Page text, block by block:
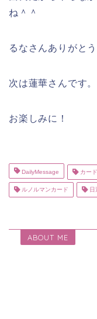
ね＾＾
るなさんありがと
次は蓮華さんです。
お楽しみに！
DailyMessage カー
ルノルマンカード 日
ABOUT ME